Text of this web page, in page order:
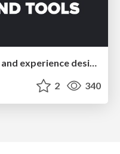
2 340